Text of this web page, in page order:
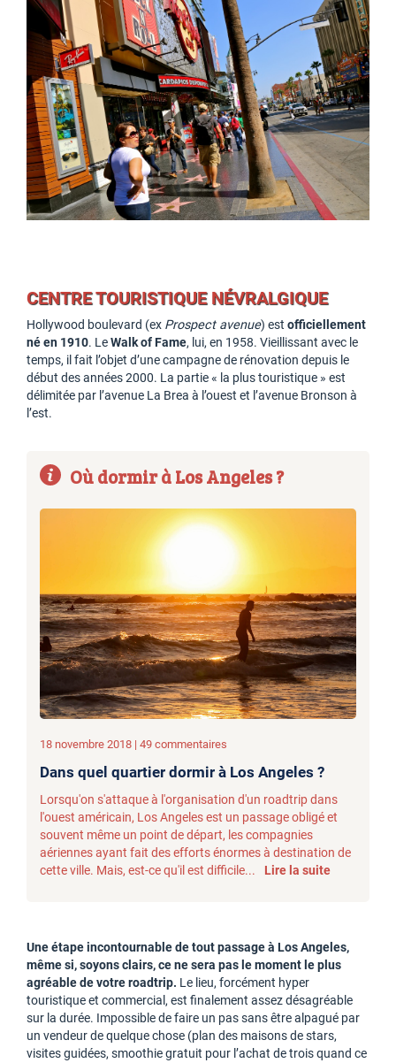
CENTRE TOURISTIQUE NÉVRALGIQUE
Hollywood boulevard (ex Prospect avenue) est officiellement
né en 1910. LeWalk of Fame, lui, en 1958. Vieillissant avec le
temps, il fait l’objet d’une campagne de rénovation depuis le
début des années 2000. La partie « la plus touristique » est
délimitée par l’avenue La Brea à l’ouest et l’avenue Bronson à
l’est.
Où dormir à Los Angeles ?
18 novembre 2018 | 49 commentaires
Dans quel quartier dormir à Los Angeles ?
Lorsqu'on s'attaque à l'organisation d'un roadtrip dans
l'ouest américain, Los Angeles est un passage obligé et
souvent même un point de départ, les compagnies
aériennes ayant fait des efforts énormes à destination de
cette ville. Mais, est-ce qu'il est difficile...
Lire la suite
Une étape incontournable de tout passage à Los Angeles,
même si, soyons clairs, ce ne sera pas le moment le plus
agréable de votre roadtrip. Le lieu, forcément hyper
touristique et commercial, est finalement assez désagréable
sur la durée. Impossible de faire un pas sans être alpagué par
un vendeur de quelque chose (plan des maisons de stars,
visites guidées, smoothie gratuit pour l’achat de trois quand ce